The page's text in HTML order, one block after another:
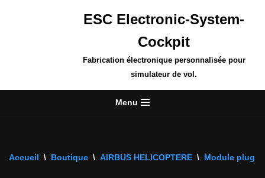
ESC Electronic-System-
Cockpit
Fabrication électronique personnalisée pour
simulateur de vol.
Menu
Accueil \ Boutique \ AIRBUS HELICOPTERE \ Module plug